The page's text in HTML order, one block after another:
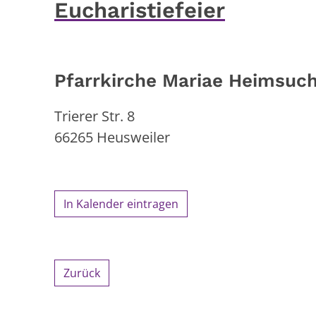
Eucharistiefeier
Pfarrkirche Mariae
Trierer Str. 8
66265 Heusweiler
In Kalender eintragen
Zurück